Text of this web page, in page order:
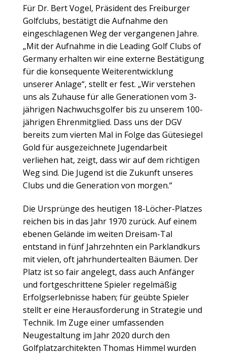
Schultheis (Jugendwart Freiburger Golfclub),
Bernhard May (LGCG-Präsident) Bild v.l.n.r.
(Fotocredits: Freiburger Golfclub e.V. und LGCG)
Für Dr. Bert Vogel, Präsident des Freiburger
Golfclubs, bestätigt die Aufnahme den
eingeschlagenen Weg der vergangenen Jahre.
„Mit der Aufnahme in die Leading Golf Clubs of
Germany erhalten wir eine externe Bestätigung
für die konsequente Weiterentwicklung
unserer Anlage“, stellt er fest. „Wir verstehen
uns als Zuhause für alle Generationen vom 3-
jährigen Nachwuchsgolfer bis zu unserem 100-
jährigen Ehrenmitglied. Dass uns der DGV
bereits zum vierten Mal in Folge das Gütesiegel
Gold für ausgezeichnete Jugendarbeit
verliehen hat, zeigt, dass wir auf dem richtigen
Weg sind. Die Jugend ist die Zukunft unseres
Clubs und die Generation von morgen.“
Die Ursprünge des heutigen 18-Löcher-Platzes
reichen bis in das Jahr 1970 zurück. Auf einem
ebenen Gelände im weiten Dreisam-Tal
entstand in fünf Jahrzehnten ein Parklandkurs
mit vielen, oft jahrhundertealten Bäumen. Der
Platz ist so fair angelegt, dass auch Anfänger
und fortgeschrittene Spieler regelmäßig
Erfolgserlebnisse haben; für geübte Spieler
stellt er eine Herausforderung in Strategie und
Technik. Im Zuge einer umfassenden
Neugestaltung im Jahr 2020 durch den
Golfplatzarchitekten Thomas Himmel wurden